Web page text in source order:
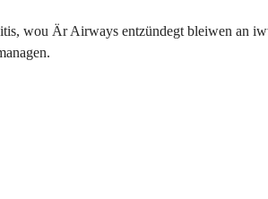
wou Är Airways entzündegt bleiwen an